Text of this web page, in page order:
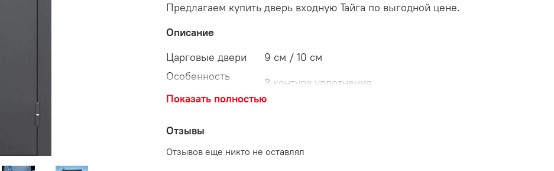
Предлагаем купить дверь входную Тайга по выгодной цене.
Описание
Царговые двери
9 см / 10 см
Особенность
3 контура уплотнения
Внешнее
Атмосферостойкое порошково-полимерное
Внутреннее
Толщина полотна:
90 мм
Показать полностью
Отзывы
Отзывов еще никто не оставлял